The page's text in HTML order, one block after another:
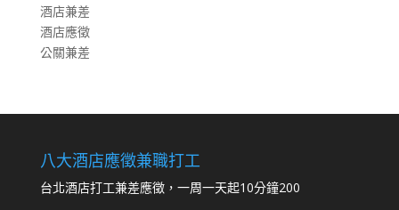
酒店兼差
酒店應徵
公關兼差
八大酒店應徵兼職打工
台北酒店打工兼差應徵，一周一天起10分鐘200